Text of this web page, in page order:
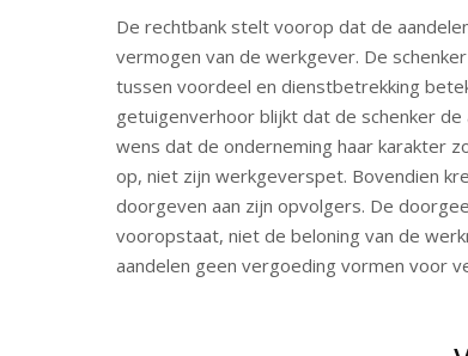
De rechtbank stelt voorop dat de
vermogen van de werkgever. De
tussen voordeel en dienstbetrekking
getuigenverhoor blijkt dat de schenker
wens dat de onderneming haar karakter
op, niet zijn werkgeverspet. Bovendien
doorgeven aan zijn opvolgers. De
vooropstaat, niet de beloning van de
aandelen geen vergoeding vormen voor